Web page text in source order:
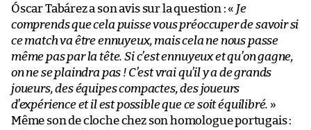
Óscar Tabárez a son avis sur la question : « Je
comprends que cela puisse vous préoccuper de savoir si
ce match va être ennuyeux, mais cela ne nous passe
même pas par la tête. Si c’est ennuyeux et qu’on gagne,
on ne se plaindra pas ! C’est vrai qu’il y a de grands
joueurs, des équipes compactes, des joueurs
d’expérience et il est possible que ce soit équilibré. »
Même son de cloche chez son homologue portugais :